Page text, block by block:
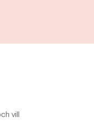
vill